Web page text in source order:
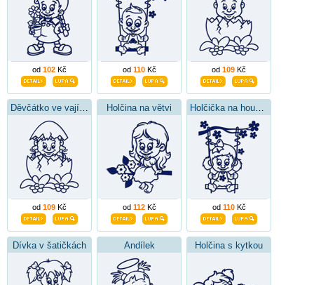
od 102 Kč od 110Kč od 109 Kč
Děvčátko ve vajíčku
od 109 Kč
Holčina na větvi
od 112Kč
Holčička na houpačce
od 110Kč
Dívka v šatičkách Andílek Holčina s kytkou